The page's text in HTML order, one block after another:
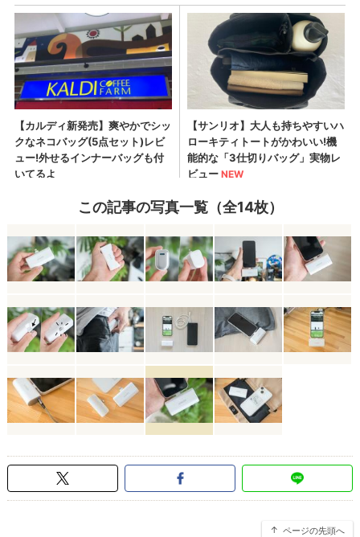
この記事の写真一覧（全14枚）
ページの先頭へ